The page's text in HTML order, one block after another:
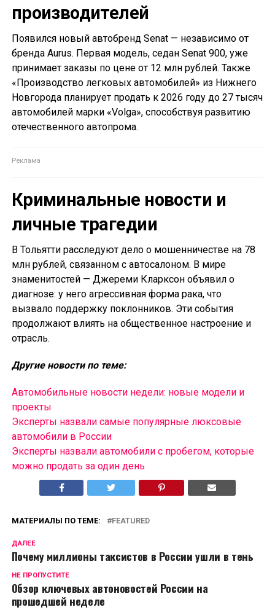
производителей
Появился новый автобренд Senat — независимо от
бренда Aurus. Первая модель, седан Senat 900, уже
принимает заказы по цене от 12 млн рублей. Также
«Производство легковых автомобилей» из Нижнего
Новгорода планирует продать к 2026 году до 27 тысяч
автомобилей марки «Volga», способствуя развитию
отечественного автопрома.
Криминальные новости и
личные трагедии
В Тольятти расследуют дело о мошенничестве на 78
млн рублей, связанном с автосалоном. В мире
знаменитостей — Джереми Кларксон объявил о
диагнозе: у него агрессивная форма рака, что
вызвало поддержку поклонников. Эти события
продолжают влиять на общественное настроение и
отрасль.
Другие новости по теме:
Автомобильные новости недели: новые модели и
проекты
Эксперты назвали самые популярные люксовые
автомобили в России
Эксперты назвали автомобили с пробегом, которые
можно продать за один день
МАТЕРИАЛЫ ПО ТЕМЕ: FEATURED
ДАЛЕЕ
Почему миллионы таксистов в России ушли в тень
НЕ ПРОПУСТИТЕ
Обзор ключевых автоновостей России на
прошедшей неделе